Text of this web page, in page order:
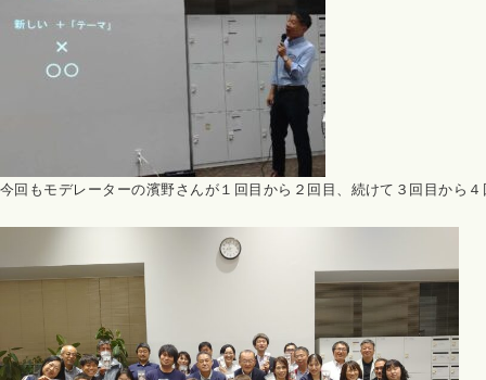
今回もモデレーターの濱野さんが１回目から２回目、続けて３回目から